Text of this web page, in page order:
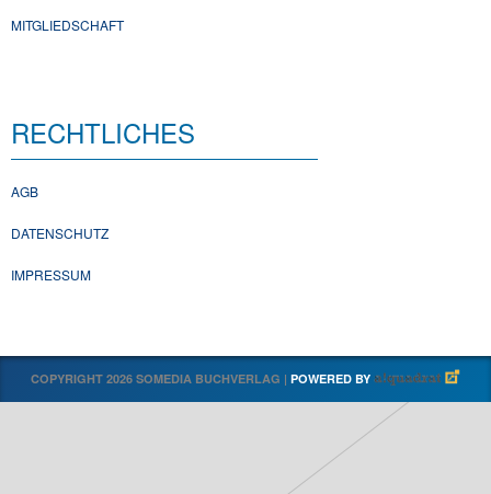
MITGLIEDSCHAFT
RECHTLICHES
AGB
DATENSCHUTZ
IMPRESSUM
COPYRIGHT 2026 SOMEDIA BUCHVERLAG | POWERED BY